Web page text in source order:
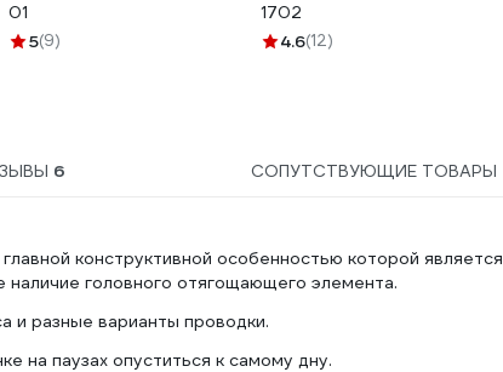
01
5(9)
1702
4.6(12)
6 СОПУТСТВУЮЩИЕ ТОВАРЫ
конструктивной особенностью которой является
головного отягощающего элемента.
и разные варианты проводки.
на паузах опуститься к самому дну.